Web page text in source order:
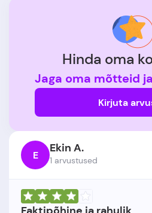
Hinda oma
Jaga oma mõtteid
Kirjuta
E Ekin A.
1 arvustused